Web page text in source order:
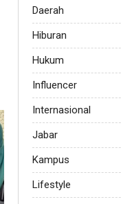
Daerah
Hiburan
Hukum
Influencer
Internasional
Jabar
Kampus
Lifestyle